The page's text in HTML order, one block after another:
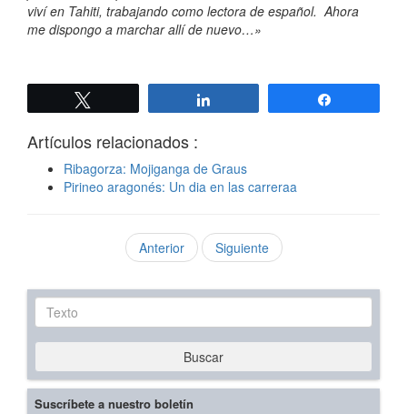
viví en Tahiti, trabajando como lectora de español. Ahora
me dispongo a marchar allí de nuevo…»
Artículos relacionados :
Ribagorza: Mojiganga de Graus
Pirineo aragonés: Un dia en las carreraa
Anterior Siguiente
Texto
Buscar
Suscríbete a nuestro boletín